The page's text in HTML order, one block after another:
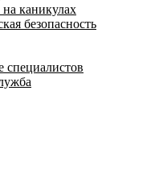
на каникулах
безопасность
специалистов